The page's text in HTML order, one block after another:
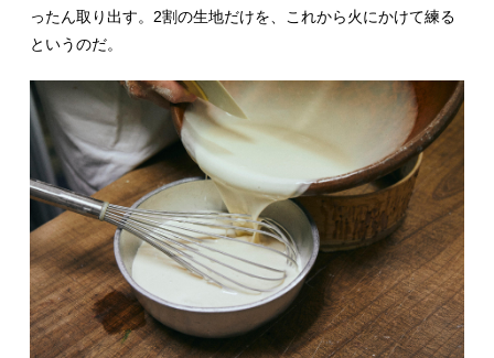
ったん取り出す。2割の生地だけを、これから火にかけて練る
というのだ。